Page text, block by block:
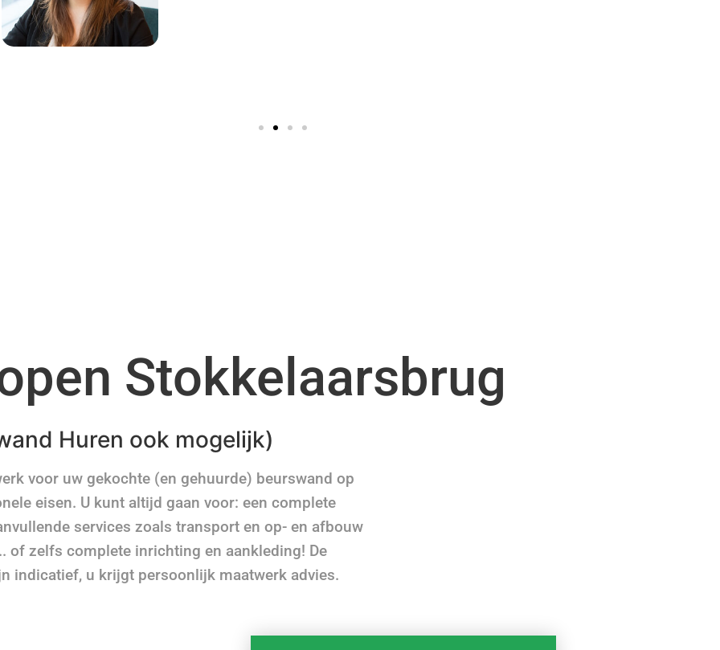
Stokkelaarsbrug
Huren ook mogelijk)
voor uw gekochte (en gehuurde) beurswand op
eisen. U kunt altijd gaan voor: een complete
services zoals transport en op- en afbouw
of zelfs complete inrichting en aankleding! De
indicatief, u krijgt persoonlijk maatwerk advies.